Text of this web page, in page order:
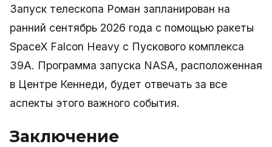
Запуск телескопа Роман запланирован на
ранний сентябрь 2026 года с помощью ракеты
SpaceX Falcon Heavy с Пускового комплекса
39A. Программа запуска NASA, расположенная
в Центре Кеннеди, будет отвечать за все
аспекты этого важного события.
Заключение